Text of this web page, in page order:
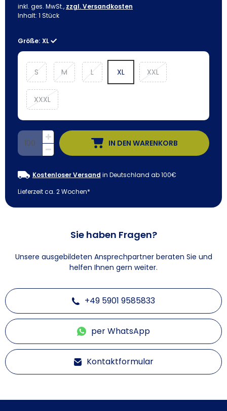
inkl. ges. MwSt., zzgl. Versandkosten
Inhalt: 1 Stück
Größe: XL
S M L XL XXL
XXXL
IN DEN WARENKORB
Kostenloser Versand in Deutschland ab 100€
Lieferzeit ca. 2 Wochen*
Sie haben Fragen?
Unsere ausgebildeten Ansprechpartner beraten Sie und
helfen Ihnen gern weiter.
+49 5901 9585833
per WhatsApp
Kontaktformular